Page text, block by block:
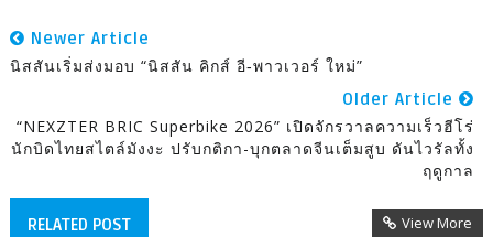
Newer Article
นิสสันเริ่มส่งมอบ “นิสสัน คิกส์ อี‑พาวเวอร์ ใหม่”
Older Article
“NEXZTER BRIC Superbike 2026” เปิดจักรวาลความเร็วฮีโร่
นักบิดไทยสไตล์มังงะ ปรับกติกา-บุกตลาดจีนเต็มสูบ ดันไวรัลทั้ง
ฤดูกาล
RELATED POST View More